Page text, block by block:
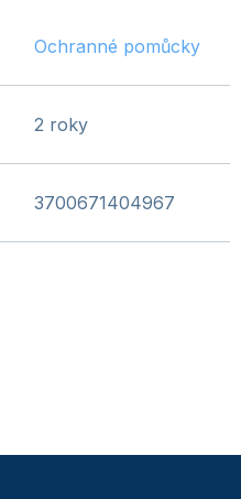
Ochranné pomůcky
2 roky
3700671404967